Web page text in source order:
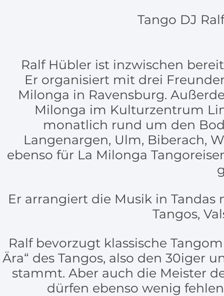
Tango DJ
Ralf Hübler ist inzwischen
Er organisiert mit drei
Milonga in Ravensburg.
Milonga im Kulturzentrum
monatlich rund um den
Langenargen, Ulm, Biberach,
ebenso für La Milonga
Er arrangiert die Musik in
Tangos,
Ralf bevorzugt klassische
Ära“ des Tangos, also den 30iger
stammt. Aber auch die Meister
dürfen ebenso wenig